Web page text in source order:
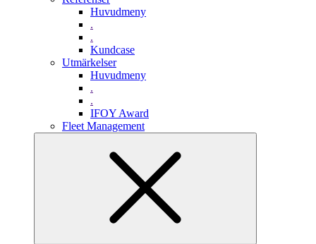
Huvudmeny
.
.
Kundcase
Utmärkelser
Huvudmeny
.
.
IFOY Award
Fleet Management